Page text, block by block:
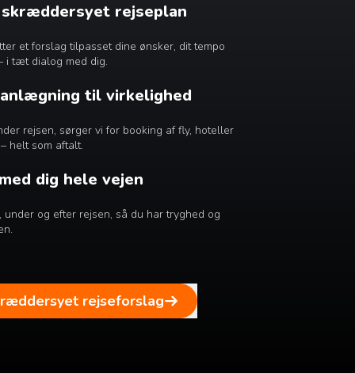
skræddersyet rejseplan
et forslag tilpasset dine ønsker, dit tempo
i tæt dialog med dig.
til virkelighed
rejsen, sørger vi for booking af fly, hoteller
helt som aftalt.
dig hele vejen
under og efter rejsen, så du har tryghed og
rejseforslag